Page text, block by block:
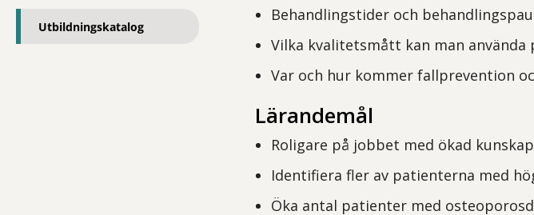
Utbildningskatalog
Behandlingstider och
Vilka kvalitetsmått kan man använda
Var och hur kommer fallprevention
Lärandemål
Roligare på jobbet med ökad
Identifiera fler av patienterna med
Öka antal patienter med